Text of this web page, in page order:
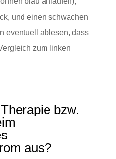
und einen schwachen
eventuell ablesen, dass
zum linken
bzw.
aus?